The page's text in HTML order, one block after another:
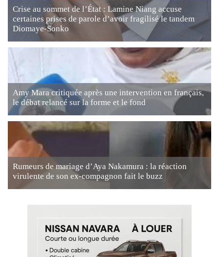
Crise au sommet de l’État : Lamine Niang accuse
certaines prises de parole d’avoir fragilisé le tandem
Diomaye-Sonko
Amy Mara critiquée après une intervention en français,
le débat relancé sur la forme et le fond
Rumeurs de mariage d’Aya Nakamura : la réaction
virulente de son ex-compagnon fait le buzz